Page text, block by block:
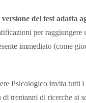
versione del test adatta
per
immediato (come
Psicologico invita tutti
di trentanni di ricerche si